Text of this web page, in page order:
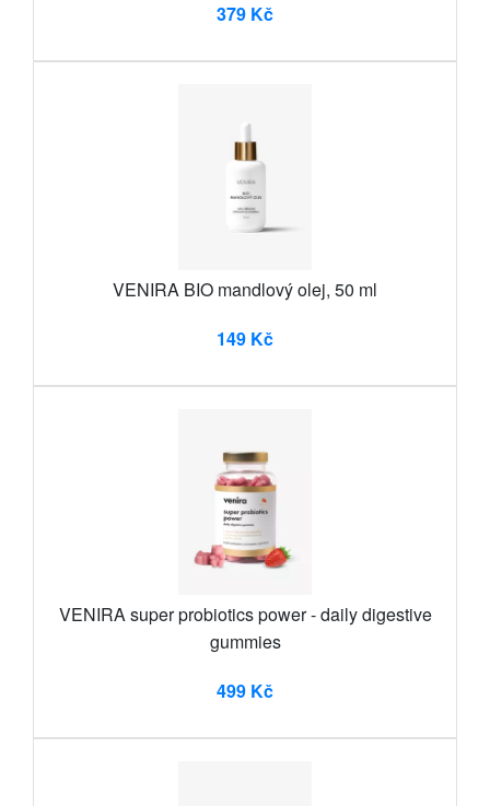
379 Kč
VENIRA BIO mandlový olej, 50 ml
149 Kč
VENIRA super probiotics power - daily digestive
gummies
499 Kč